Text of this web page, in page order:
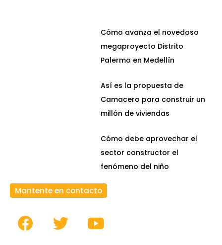
Cómo avanza el novedoso
megaproyecto Distrito
Palermo en Medellín
Así es la propuesta de
Camacero para construir un
millón de viviendas
Cómo debe aprovechar el
sector constructor el
fenómeno del niño
Mantente en contacto